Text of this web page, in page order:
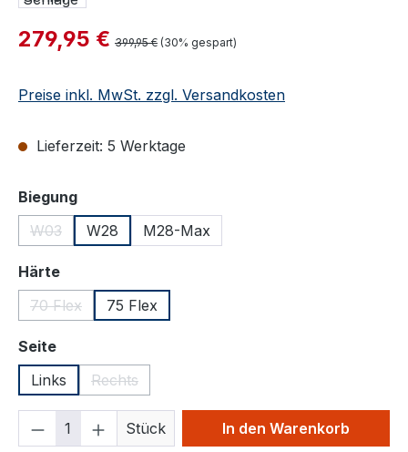
Verkaufspreis:
279,95 € Regulärer Preis:
399,95 € (30% gespart)
Preise inkl. MwSt. zzgl. Versandkosten
Lieferzeit: 5 Werktage
Biegungauswählen
W03
(Diese Option ist zurzeit nicht verfügbar.)
W28 M28-Max
Härteauswählen
70 Flex
(Diese Option ist zurzeit nicht verfügbar.)
75 Flex
Seiteauswählen
Links
Rechts
(Diese Option ist zurzeit nicht verfügbar.)
Produkt Anzahl: Gib den
Stück In den Warenkorb